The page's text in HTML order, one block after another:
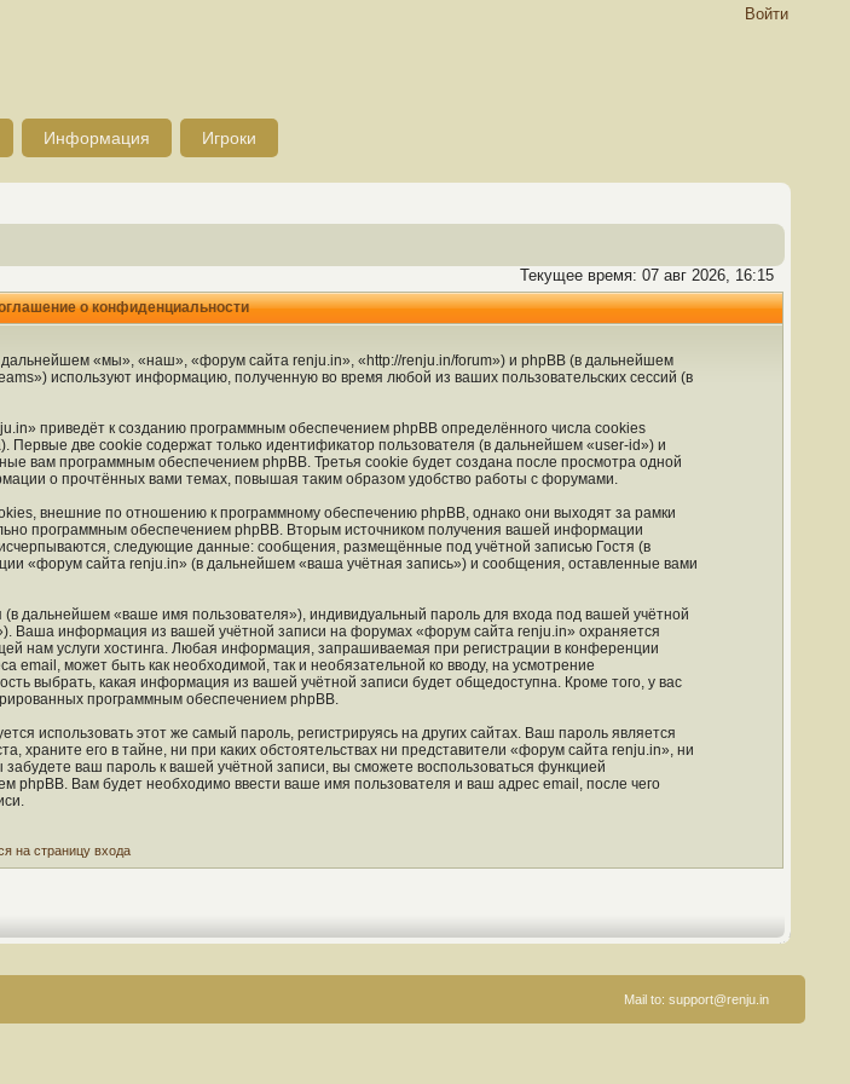
Войти
Информация Игроки
Текущее время: 07 авг 2026, 16:15
о конфиденциальности
«мы», «наш», «форум сайта renju.in», «http://renju.in/forum») и phpBB (в дальнейшем
используют информацию, полученную во время любой из ваших пользовательских сессий (в
приведёт к созданию программным обеспечением phpBB определённого числа cookies
две cookie содержат только идентификатор пользователя (в дальнейшем «user-id») и
вам программным обеспечением phpBB. Третья cookie будет создана после просмотра одной
о прочтённых вами темах, повышая таким образом удобство работы с форумами.
внешние по отношению к программному обеспечению phpBB, однако они выходят за рамки
программным обеспечением phpBB. Вторым источником получения вашей информации
следующие данные: сообщения, размещённые под учётной записью Гостя (в
«форум сайта renju.in» (в дальнейшем «ваша учётная запись») и сообщения, оставленные вами
дальнейшем «ваше имя пользователя»), индивидуальный пароль для входа под вашей учётной
информация из вашей учётной записи на форумах «форум сайта renju.in» охраняется
услуги хостинга. Любая информация, запрашиваемая при регистрации в конференции
может быть как необходимой, так и необязательной ко вводу, на усмотрение
выбрать, какая информация из вашей учётной записи будет общедоступна. Кроме того, у вас
программным обеспечением phpBB.
использовать этот же самый пароль, регистрируясь на других сайтах. Ваш пароль является
его в тайне, ни при каких обстоятельствах ни представители «форум сайта renju.in», ни
ваш пароль к вашей учётной записи, вы сможете воспользоваться функцией
Вам будет необходимо ввести ваше имя пользователя и ваш адрес email, после чего
на страницу входа
Mail to: support@renju.in